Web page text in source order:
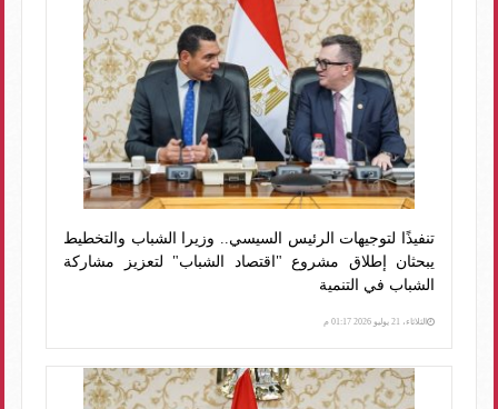
تنفيذًا لتوجيهات الرئيس السيسي.. وزيرا الشباب والتخطيط
يبحثان إطلاق مشروع "اقتصاد الشباب" لتعزيز مشاركة
الشباب في التنمية
الثلاثاء، 21 يوليو 2026 01:17 م